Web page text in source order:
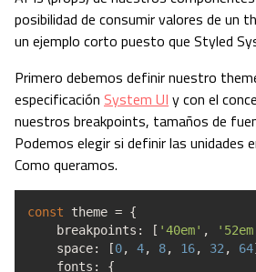
posibilidad de consumir valores de un
un ejemplo corto puesto que Styled
Primero debemos definir nuestro
especificación System UI y con el
nuestros breakpoints, tamaños de
Podemos elegir si definir las unidades
Como queramos.
const theme = {
breakpoints : [ '40em' ,
space: [0, 4, 8, 16, 32 , 64]
fonts : {